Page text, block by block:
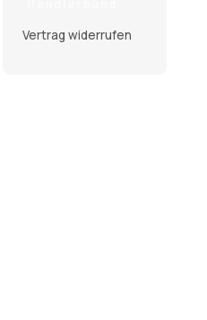
Vertrag widerrufen